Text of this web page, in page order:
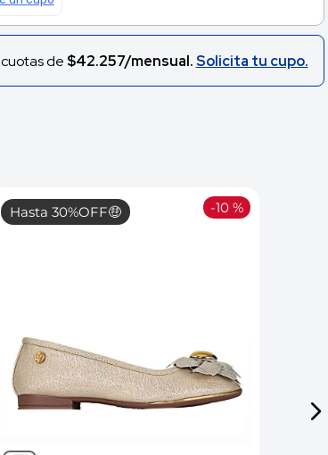
cuotas de $42.257/mensual.Solicita tu cupo.
-10 %
Hasta 30%OFF🤑